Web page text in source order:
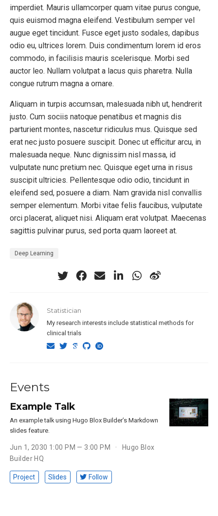
imperdiet. Mauris ullamcorper quam vitae purus congue,
quis euismod magna eleifend. Vestibulum semper vel
augue eget tincidunt. Fusce eget justo sodales, dapibus
odio eu, ultrices lorem. Duis condimentum lorem id eros
commodo, in facilisis mauris scelerisque. Morbi sed
auctor leo. Nullam volutpat a lacus quis pharetra. Nulla
congue rutrum magna a ornare.
Aliquam in turpis accumsan, malesuada nibh ut, hendrerit
justo. Cum sociis natoque penatibus et magnis dis
parturient montes, nascetur ridiculus mus. Quisque sed
erat nec justo posuere suscipit. Donec ut efficitur arcu, in
malesuada neque. Nunc dignissim nisl massa, id
vulputate nunc pretium nec. Quisque eget urna in risus
suscipit ultricies. Pellentesque odio odio, tincidunt in
eleifend sed, posuere a diam. Nam gravida nisl convallis
semper elementum. Morbi vitae felis faucibus, vulputate
orci placerat, aliquet nisi. Aliquam erat volutpat. Maecenas
sagittis pulvinar purus, sed porta quam laoreet at.
Deep Learning
Statistician
My research interests include statistical methods for
clinical trials
Events
Example Talk
An example talk using Hugo Blox Builder’s Markdown
slides feature.
Jun 1, 2030 1:00 PM — 3:00 PM
Hugo Blox
Builder HQ
Project Slides Follow